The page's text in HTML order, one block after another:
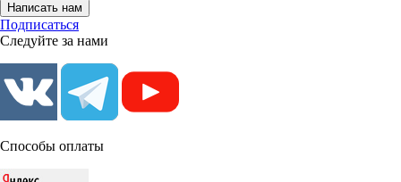
Написать нам
Подписаться
Следуйте за нами
Способы оплаты